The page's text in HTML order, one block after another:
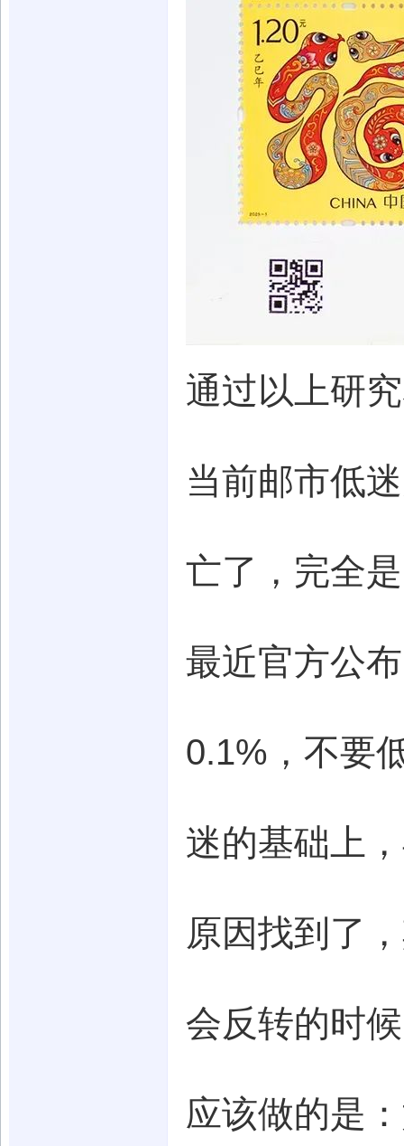
通过以上研
当前邮市低
亡了，完全
最近官方公
0.1%，不要
迷的基础上
原因找到了
会反转的时
应该做的是